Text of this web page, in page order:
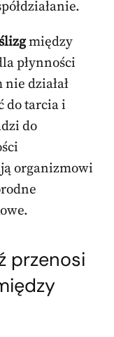
ślizgmiędzy
płynności
działał
do tarcia i
do
organizmowi
przenosi